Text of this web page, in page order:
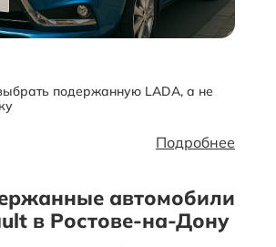
подержанную LADA, а не
Подробнее
автомобили
в Ростове-на-Дону